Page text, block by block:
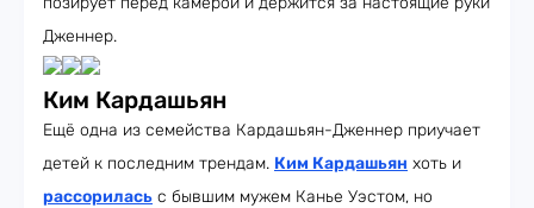
Дженнер.
Ким Кардашьян
Ещё одна из семейства Кардашьян-Дженнер приучает
детей к последним трендам. Ким Кардашьян хоть и
рассорилась с бывшим мужем Канье Уэстом, но